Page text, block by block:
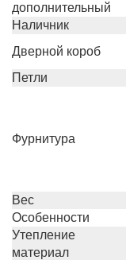
дополнительный
Наличник
Дверной короб
Петли
Фурнитура
Вес
Особенности
Утепление
материал